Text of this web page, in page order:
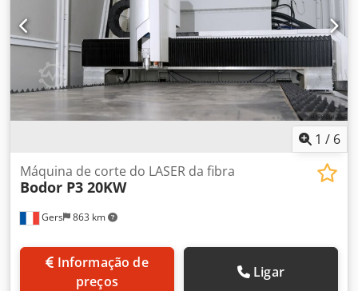
1 / 6
Gers 863 km
Máquina de corte do LASER da fibra
Bodor P3 20KW
preços
Ligar